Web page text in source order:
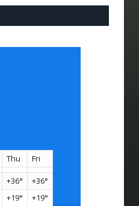
Thu Fri
+36° +36°
+19° +19°